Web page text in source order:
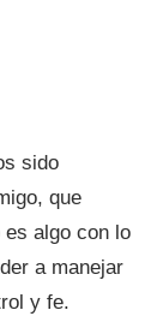
sido
que
es algo con lo
a manejar
y fe.